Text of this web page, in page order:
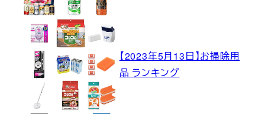
【2023年5月13日】お掃除用
品 ランキング